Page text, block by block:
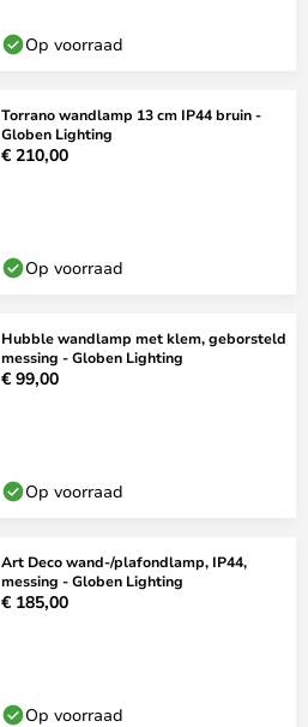
Op voorraad
Torrano wandlamp 13 cm IP44 bruin -
Globen Lighting
€ 210,00
Op voorraad
Hubble wandlamp met klem, geborsteld
messing - Globen Lighting
€ 99,00
Op voorraad
Art Deco wand-/plafondlamp, IP44,
messing - Globen Lighting
€ 185,00
Op voorraad